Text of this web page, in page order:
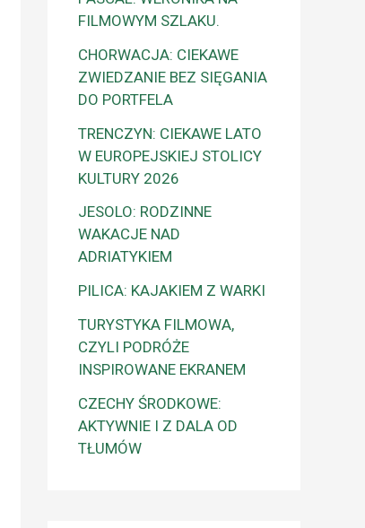
FILMOWYM SZLAKU.
CHORWACJA: CIEKAWE
ZWIEDZANIE BEZ SIĘGANIA
DO PORTFELA
TRENCZYN: CIEKAWE LATO
W EUROPEJSKIEJ STOLICY
KULTURY 2026
JESOLO: RODZINNE
WAKACJE NAD
ADRIATYKIEM
PILICA: KAJAKIEM Z WARKI
TURYSTYKA FILMOWA,
CZYLI PODRÓŻE
INSPIROWANE EKRANEM
CZECHY ŚRODKOWE:
AKTYWNIE I Z DALA OD
TŁUMÓW